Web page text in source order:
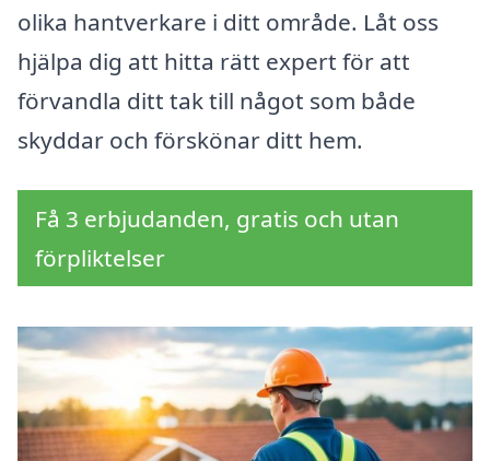
olika hantverkare i ditt område. Låt oss
hjälpa dig att hitta rätt expert för att
förvandla ditt tak till något som både
skyddar och förskönar ditt hem.
Få 3 erbjudanden, gratis och utan
förpliktelser